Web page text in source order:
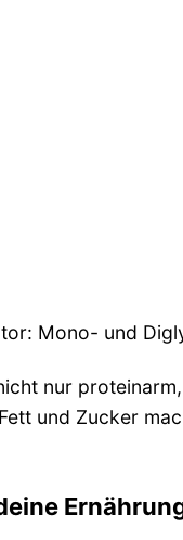
Mono- und
nur
und Zucker